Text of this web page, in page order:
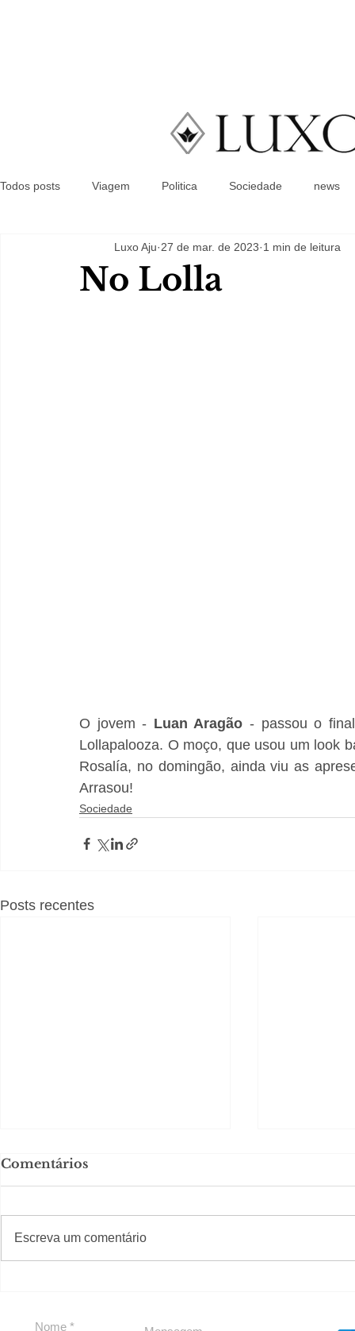
Todos posts Viagem Politica Sociedade news
No Lolla
Luxo Aju 27 de mar. de 2023 1 min de leitura
O jovem - Luan Aragão - passou o
Lollapalooza. O moço, que usou um look
Rosalía, no domingão, ainda viu as
Arrasou!
Sociedade
Posts recentes
Comentários
Escreva um comentário
#Sugestões